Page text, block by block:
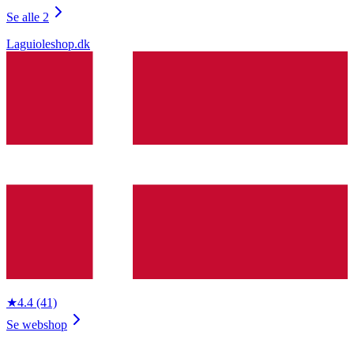
Se alle 2
Laguioleshop.dk
★4.4 (41)
Se webshop